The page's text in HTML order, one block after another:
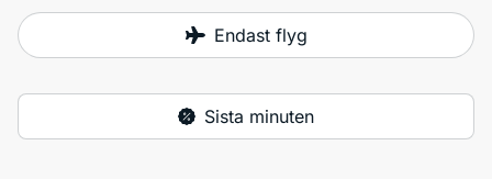
Endast flyg
Sista minuten